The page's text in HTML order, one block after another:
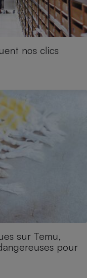
nos clics
sur Temu,
pour